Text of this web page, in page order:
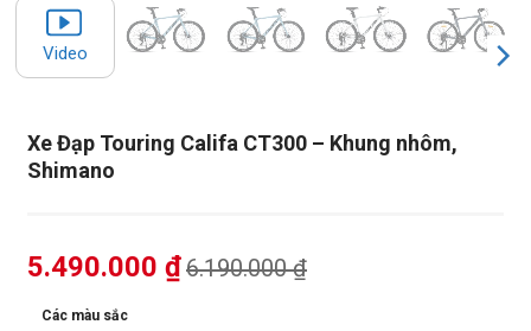
Xe Đạp Touring Califa CT300 – Khung nhôm,
Shimano
Video
5.490.000 ₫6.190.000₫
Các màu sắc